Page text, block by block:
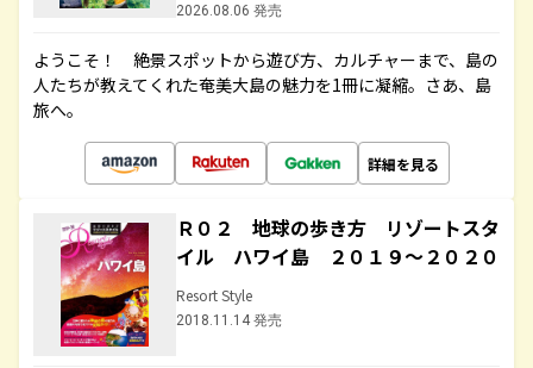
2026.08.06 発売
ようこそ！ 絶景スポットから遊び方、カルチャーまで、島の
人たちが教えてくれた奄美大島の魅力を1冊に凝縮。さあ、島
旅へ。
詳細を見る
Ｒ０２ 地球の歩き方 リゾートスタ
イル ハワイ島 ２０１９～２０２０
Resort Style
2018.11.14 発売